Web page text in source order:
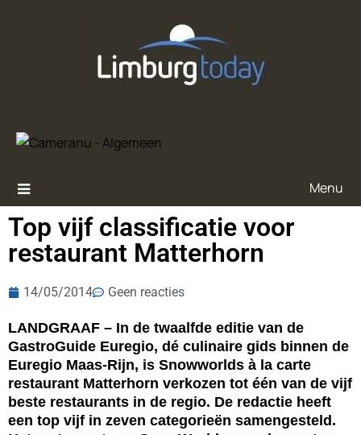
Menu
Top vijf classificatie voor
restaurant Matterhorn
14/05/2014 Geen reacties
LANDGRAAF – In de twaalfde editie van de
GastroGuide Euregio, dé culinaire gids binnen de
Euregio Maas-Rijn, is Snowworlds à la carte
restaurant Matterhorn verkozen tot één van de vijf
beste restaurants in de regio. De redactie heeft
een top vijf in zeven categorieën samengesteld.